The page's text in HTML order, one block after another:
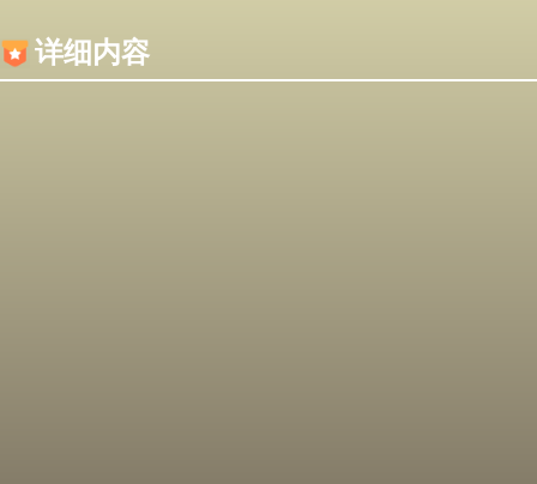
详细内容